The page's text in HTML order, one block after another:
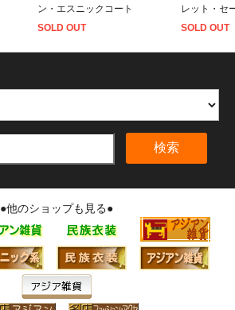
ン・エスニックコート
SOLD OUT
レット・セ
SOLD OUT
検索
●他のショップも見る●